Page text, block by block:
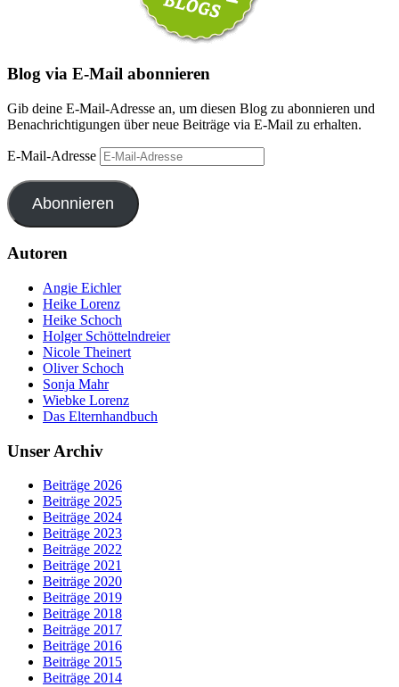
Blog via E-Mail abonnieren
Gib deine E-Mail-Adresse an, um diesen Blog zu abonnieren und
Benachrichtigungen über neue Beiträge via E-Mail zu erhalten.
E-Mail-Adresse
Abonnieren
Autoren
Angie Eichler
Heike Lorenz
Heike Schoch
Holger Schöttelndreier
Nicole Theinert
Oliver Schoch
Sonja Mahr
Wiebke Lorenz
Das Elternhandbuch
Unser Archiv
Beiträge 2026
Beiträge 2025
Beiträge 2024
Beiträge 2023
Beiträge 2022
Beiträge 2021
Beiträge 2020
Beiträge 2019
Beiträge 2018
Beiträge 2017
Beiträge 2016
Beiträge 2015
Beiträge 2014